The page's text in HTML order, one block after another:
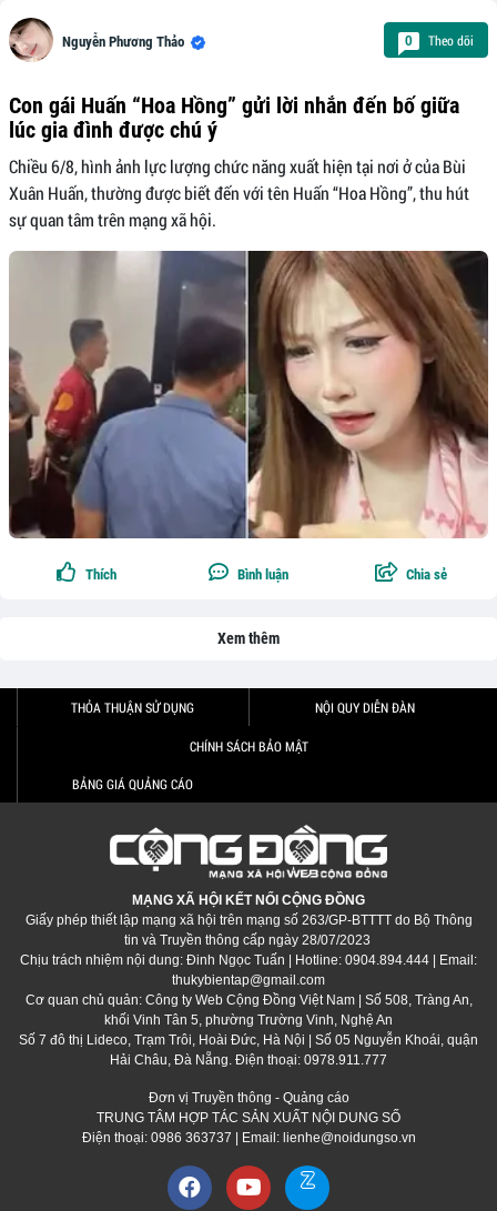
Nguyễn Phương Thảo 0 Theo dõi
Con gái Huấn “Hoa Hồng” gửi lời nhắn đến bố giữa
lúc gia đình được chú ý
Chiều 6/8, hình ảnh lực lượng chức năng xuất hiện tại nơi ở của Bùi
Xuân Huấn, thường được biết đến với tên Huấn “Hoa Hồng”, thu hút
sự quan tâm trên mạng xã hội.
Thích Bình luận Chia sẻ
Xem thêm
THỎA THUẬN SỬ DỤNG NỘI QUY DIỄN ĐÀN
CHÍNH SÁCH BẢO MẬT
BẢNG GIÁ QUẢNG CÁO
MẠNG XÃ HỘI KẾT NỐI CỘNG ĐỒNG
Giấy phép thiết lập mạng xã hội trên mạng số 263/GP-BTTTT do Bộ Thông
tin và Truyền thông cấp ngày 28/07/2023
Chịu trách nhiệm nội dung: Đinh Ngọc Tuấn | Hotline: 0904.894.444 | Email:
thukybientap@gmail.com
Cơ quan chủ quản: Công ty Web Cộng Đồng Việt Nam | Số 508, Tràng An,
khối Vinh Tân 5, phường Trường Vinh, Nghệ An
Số 7 đô thị Lideco, Trạm Trôi, Hoài Đức, Hà Nội | Số 05 Nguyễn Khoái, quận
Hải Châu, Đà Nẵng. Điện thoại: 0978.911.777
Đơn vị Truyền thông - Quảng cáo
TRUNG TÂM HỢP TÁC SẢN XUẤT NỘI DUNG SỐ
Điện thoại: 0986 363737 | Email: lienhe@noidungso.vn